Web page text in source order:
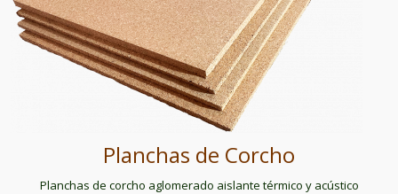
Planchas de Corcho
Planchas de corcho aglomerado aislante térmico y acústico